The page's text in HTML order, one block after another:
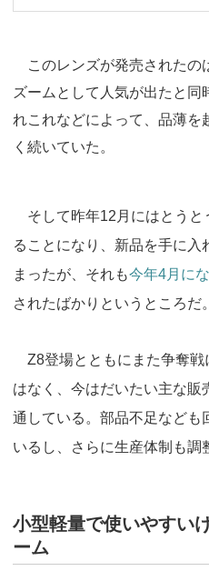
このレンズが発売されたの
ズームとして人気が出たと
れこれなどによって、品薄を
く続いていた。
そして昨年12月にはとうと
ることになり、新品を手に入
まったが、それも今年4月に
されたばかりというところだ。
Z8登場とともにまた争奪戦
はなく、今はだいたい主な
通している。部品不足なども
いるし、さらに生産体制も調
小型軽量で使いやすい
ーム